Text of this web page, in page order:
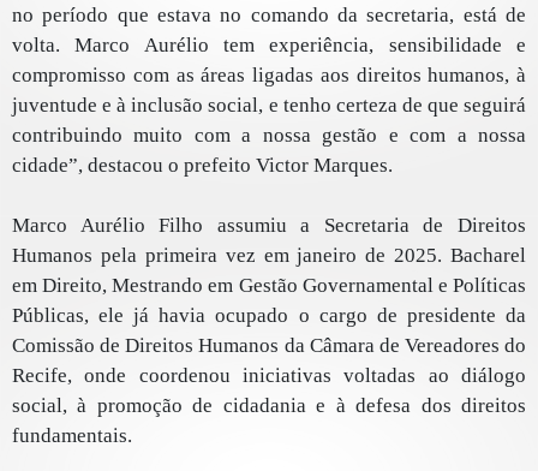
no período que estava no comando da secretaria, está de
volta. Marco Aurélio tem experiência, sensibilidade e
compromisso com as áreas ligadas aos direitos humanos, à
juventude e à inclusão social, e tenho certeza de que seguirá
contribuindo muito com a nossa gestão e com a nossa
cidade”, destacou o prefeito Victor Marques.
Marco Aurélio Filho assumiu a Secretaria de Direitos
Humanos pela primeira vez em janeiro de 2025. Bacharel
em Direito, Mestrando em Gestão Governamental e Políticas
Públicas, ele já havia ocupado o cargo de presidente da
Comissão de Direitos Humanos da Câmara de Vereadores do
Recife, onde coordenou iniciativas voltadas ao diálogo
social, à promoção de cidadania e à defesa dos direitos
fundamentais.